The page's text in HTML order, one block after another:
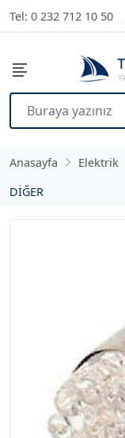
Tel: 0 232 712 10 50
Anasayfa Elektrik
DİĞER